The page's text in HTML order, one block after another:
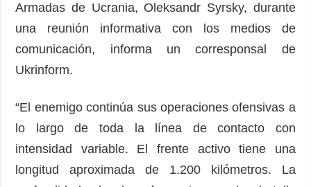
Armadas de Ucrania, Oleksandr Syrsky, durante
una reunión informativa con los medios de
comunicación, informa un corresponsal de
Ukrinform.
“El enemigo continúa sus operaciones ofensivas a
lo largo de toda la línea de contacto con
intensidad variable. El frente activo tiene una
longitud aproximada de 1.200 kilómetros. La